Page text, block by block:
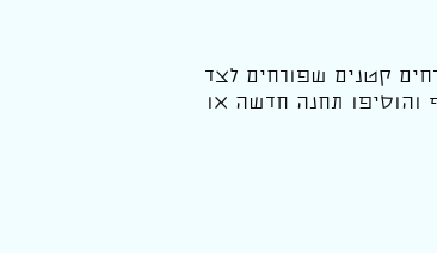
קטנים שפורחים לצד
והוסיפו תחנה חדשה או